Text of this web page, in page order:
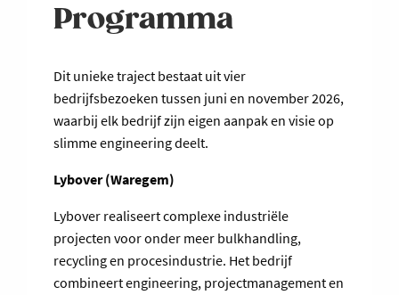
Programma
Dit unieke traject bestaat uit vier
bedrijfsbezoeken tussen juni en november 2026,
waarbij elk bedrijf zijn eigen aanpak en visie op
slimme engineering deelt.
Lybover (Waregem)
Lybover realiseert complexe industriële
projecten voor onder meer bulkhandling,
recycling en procesindustrie. Het bedrijf
combineert engineering, projectmanagement en